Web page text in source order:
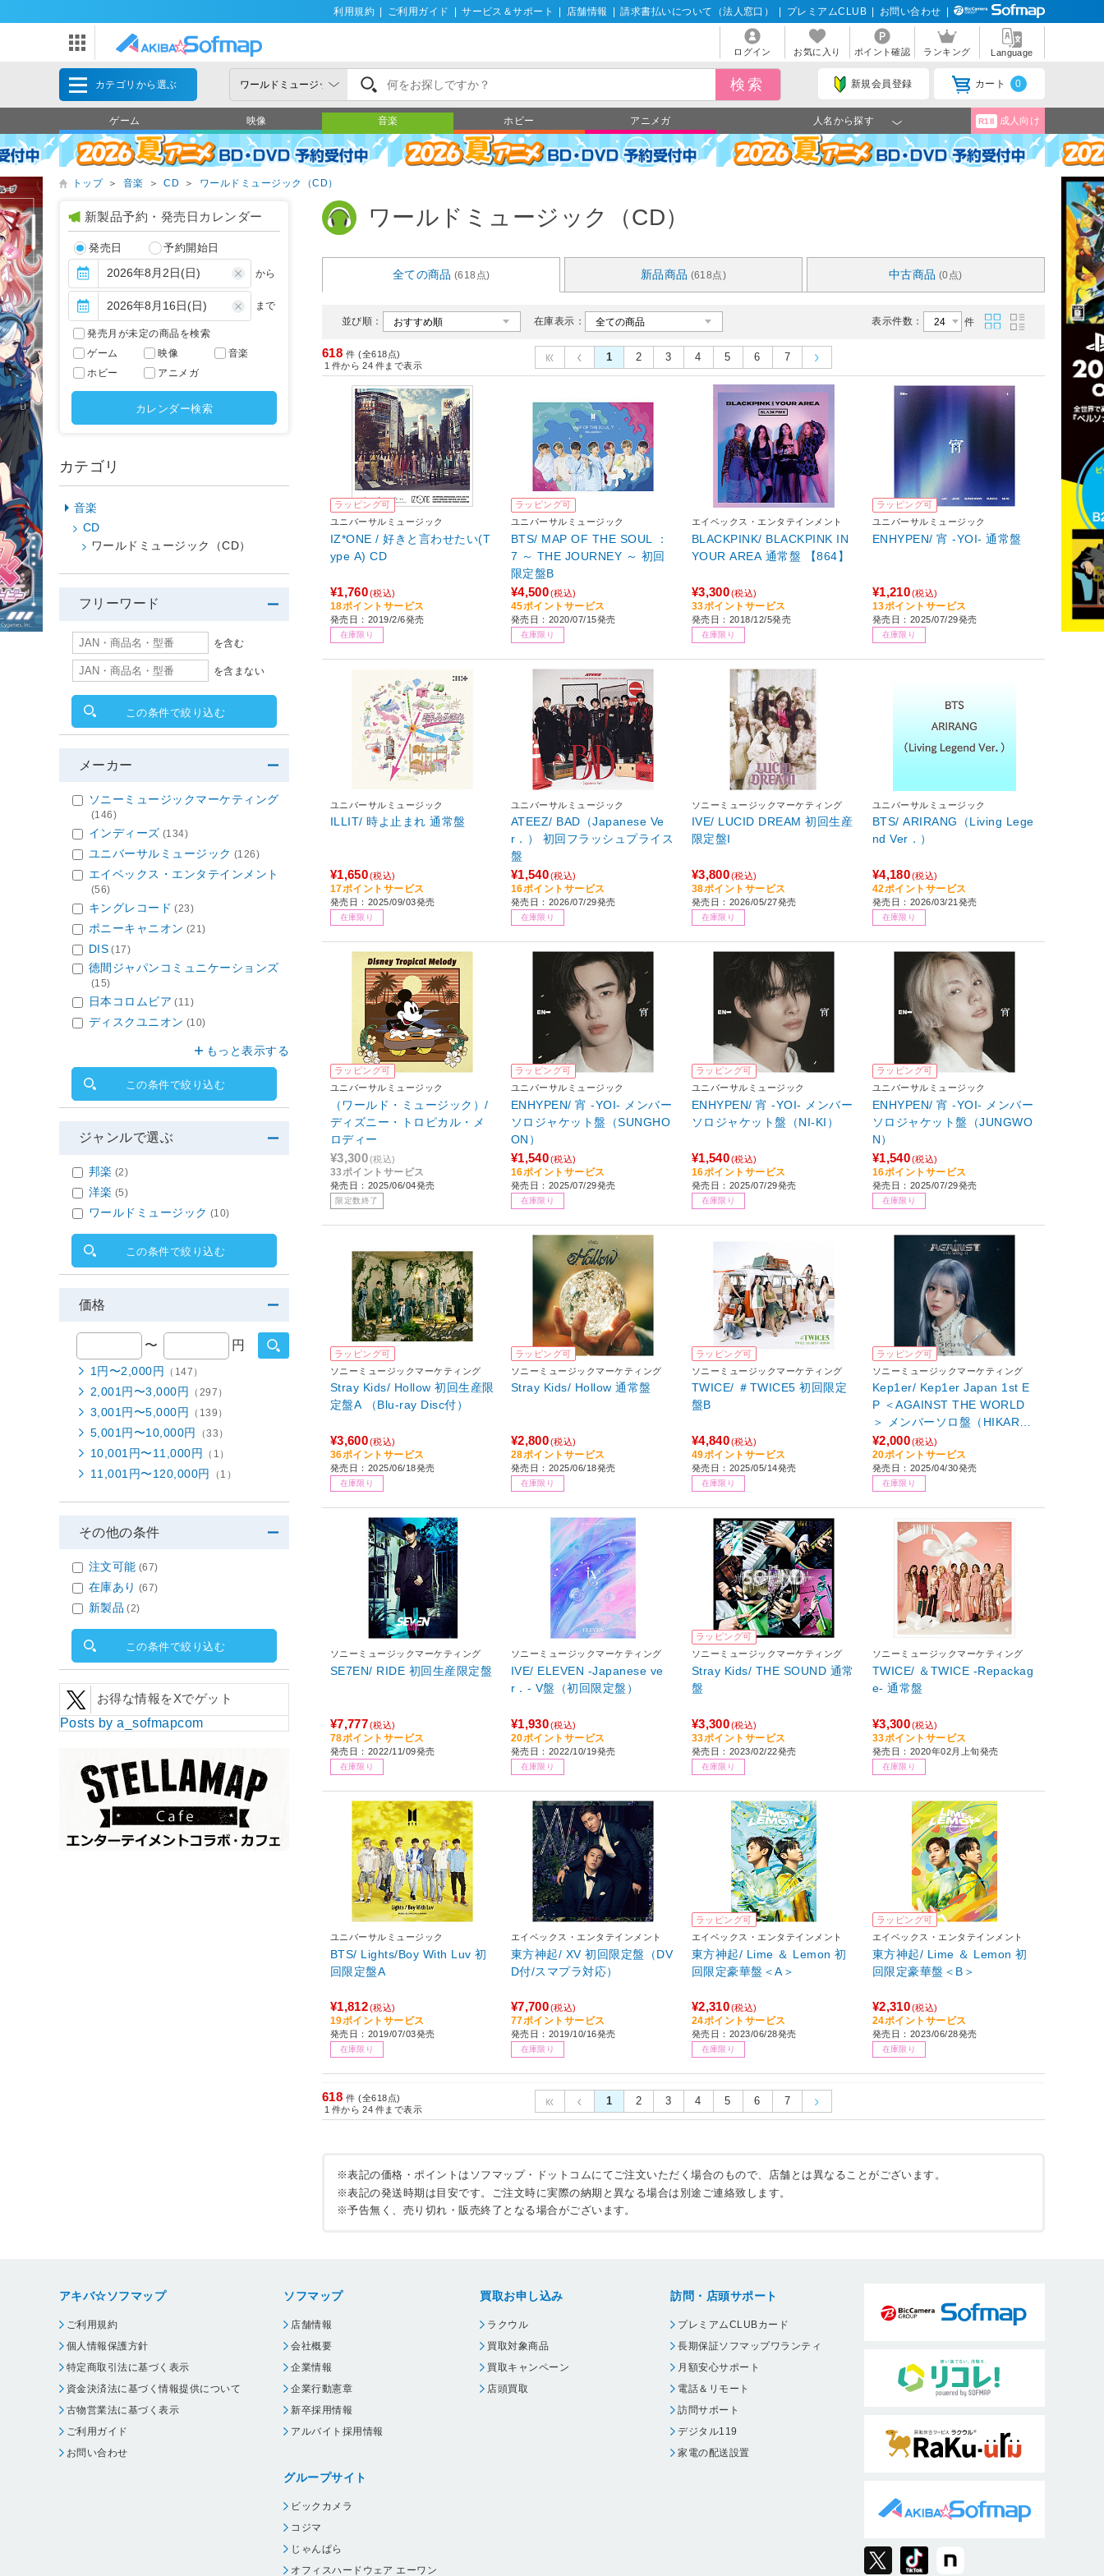
利用規約 ご利用ガイド サービス＆サポート 店舗情報 請求書払いについて（法人窓口） プレミアムCLUB お問い合わせ
ログイン お気に入り ポイント確認 ランキング Language
カテゴリから選ぶ 新規会員登録 カート 0
ゲーム 映像 音楽 ホビー アニメガ 人名から探す R18 成人向け
トップ ＞ 音楽 ＞ CD ＞ ワールドミュージック（CD）
ワールドミュージック（CD）
全ての商品 (618点) 新品商品 (618点) 中古商品 (0点)
並び順： 在庫表示： 表示件数： 件
618 件 (全618点)
1 件から 24 件まで表示
1 2 3 4 5 6 7
ラッピング可
ユニバーサルミュージック
IZ*ONE / 好きと言わせたい(T
ype A) CD
¥1,760(税込)
18ポイントサービス
発売日：2019/2/6発売
在庫限り
ラッピング可
ユニバーサルミュージック
BTS/ MAP OF THE SOUL ：
7 ～ THE JOURNEY ～ 初回
限定盤B
¥4,500(税込)
45ポイントサービス
発売日：2020/07/15発売
在庫限り
エイベックス・エンタテインメント
BLACKPINK/ BLACKPINK IN
YOUR AREA 通常盤 【864】
¥3,300(税込)
33ポイントサービス
発売日：2018/12/5発売
在庫限り
ラッピング可
ユニバーサルミュージック
ENHYPEN/ 宵 -YOI- 通常盤
¥1,210(税込)
13ポイントサービス
発売日：2025/07/29発売
在庫限り
ユニバーサルミュージック
ILLIT/ 時よ止まれ 通常盤
¥1,650(税込)
17ポイントサービス
発売日：2025/09/03発売
在庫限り
ユニバーサルミュージック
ATEEZ/ BAD（Japanese Ve
r．） 初回フラッシュプライス
盤
¥1,540(税込)
16ポイントサービス
発売日：2026/07/29発売
在庫限り
ソニーミュージックマーケティング
IVE/ LUCID DREAM 初回生産
限定盤I
¥3,800(税込)
38ポイントサービス
発売日：2026/05/27発売
在庫限り
ユニバーサルミュージック
BTS/ ARIRANG（Living Lege
nd Ver．）
¥4,180(税込)
42ポイントサービス
発売日：2026/03/21発売
在庫限り
ラッピング可
ユニバーサルミュージック
（ワールド・ミュージック）/
ディズニー・トロピカル・メ
ロディー
¥3,300(税込)
33ポイントサービス
発売日：2025/06/04発売
限定数終了
ラッピング可
ユニバーサルミュージック
ENHYPEN/ 宵 -YOI- メンバー
ソロジャケット盤（SUNGHO
ON）
¥1,540(税込)
16ポイントサービス
発売日：2025/07/29発売
在庫限り
ラッピング可
ユニバーサルミュージック
ENHYPEN/ 宵 -YOI- メンバー
ソロジャケット盤（NI-KI）
¥1,540(税込)
16ポイントサービス
発売日：2025/07/29発売
在庫限り
ラッピング可
ユニバーサルミュージック
ENHYPEN/ 宵 -YOI- メンバー
ソロジャケット盤（JUNGWO
N）
¥1,540(税込)
16ポイントサービス
発売日：2025/07/29発売
在庫限り
ラッピング可
ソニーミュージックマーケティング
Stray Kids/ Hollow 初回生産限
定盤A （Blu-ray Disc付）
¥3,600(税込)
36ポイントサービス
発売日：2025/06/18発売
在庫限り
ラッピング可
ソニーミュージックマーケティング
Stray Kids/ Hollow 通常盤
¥2,800(税込)
28ポイントサービス
発売日：2025/06/18発売
在庫限り
ラッピング可
ソニーミュージックマーケティング
TWICE/ ＃TWICE5 初回限定
盤B
¥4,840(税込)
49ポイントサービス
発売日：2025/05/14発売
在庫限り
ラッピング可
ソニーミュージックマーケティング
Kep1er/ Kep1er Japan 1st E
P ＜AGAINST THE WORLD
＞ メンバーソロ盤（HIKARU
ver．） 完全生産限定盤
¥2,000(税込)
20ポイントサービス
発売日：2025/04/30発売
在庫限り
ソニーミュージックマーケティング
SE7EN/ RIDE 初回生産限定盤
¥7,777(税込)
78ポイントサービス
発売日：2022/11/09発売
在庫限り
ソニーミュージックマーケティング
IVE/ ELEVEN -Japanese ve
r．- V盤（初回限定盤）
¥1,930(税込)
20ポイントサービス
発売日：2022/10/19発売
在庫限り
ラッピング可
ソニーミュージックマーケティング
Stray Kids/ THE SOUND 通常
盤
¥3,300(税込)
33ポイントサービス
発売日：2023/02/22発売
在庫限り
ソニーミュージックマーケティング
TWICE/ ＆TWICE -Repackag
e- 通常盤
¥3,300(税込)
33ポイントサービス
発売日：2020年02月上旬発売
在庫限り
ユニバーサルミュージック
BTS/ Lights/Boy With Luv 初
回限定盤A
¥1,812(税込)
19ポイントサービス
発売日：2019/07/03発売
在庫限り
エイベックス・エンタテインメント
東方神起/ XV 初回限定盤（DV
D付/スマプラ対応）
¥7,700(税込)
77ポイントサービス
発売日：2019/10/16発売
在庫限り
ラッピング可
エイベックス・エンタテインメント
東方神起/ Lime ＆ Lemon 初
回限定豪華盤＜A＞
¥2,310(税込)
24ポイントサービス
発売日：2023/06/28発売
在庫限り
ラッピング可
エイベックス・エンタテインメント
東方神起/ Lime ＆ Lemon 初
回限定豪華盤＜B＞
¥2,310(税込)
24ポイントサービス
発売日：2023/06/28発売
在庫限り
618 件 (全618点)
1 件から 24 件まで表示
1 2 3 4 5 6 7
※表記の価格・ポイントはソフマップ・ドットコムにてご注文いただく場合のもので、店舗とは異なることがございます。
※表記の発送時期は目安です。ご注文時に実際の納期と異なる場合は別途ご連絡致します。
※予告無く、売り切れ・販売終了となる場合がございます。
新製品予約・発売日カレンダー
発売日 予約開始日
から
まで
発売月が未定の商品を検索
ゲーム
映像
音楽
ホビー
アニメガ
カレンダー検索
カテゴリ
音楽
CD
ワールドミュージック（CD）
フリーワード
を含む
を含まない
この条件で絞り込む
メーカー
ソニーミュージックマーケティング
(146)
インディーズ (134)
ユニバーサルミュージック (126)
エイベックス・エンタテインメント
(56)
キングレコード (23)
ポニーキャニオン (21)
DIS (17)
徳間ジャパンコミュニケーションズ
(15)
日本コロムビア (11)
ディスクユニオン (10)
もっと表示する
この条件で絞り込む
ジャンルで選ぶ
邦楽 (2)
洋楽 (5)
ワールドミュージック (10)
この条件で絞り込む
価格
〜 円
1円〜2,000円 （147）
2,001円〜3,000円 （297）
3,001円〜5,000円 （139）
5,001円〜10,000円 （33）
10,001円〜11,000円 （1）
11,001円〜120,000円 （1）
その他の条件
注文可能 (67)
在庫あり (67)
新製品 (2)
この条件で絞り込む
お得な情報をXでゲット
Posts by a_sofmapcom
アキバ☆ソフマップ
ご利用規約
個人情報保護方針
特定商取引法に基づく表示
資金決済法に基づく情報提供について
古物営業法に基づく表示
ご利用ガイド
お問い合わせ
ソフマップ
店舗情報
会社概要
企業情報
企業行動憲章
新卒採用情報
アルバイト採用情報
グループサイト
ビックカメラ
コジマ
じゃんぱら
オフィスハードウェア エーワン
買取お申し込み
ラクウル
買取対象商品
買取キャンペーン
店頭買取
訪問・店頭サポート
プレミアムCLUBカード
長期保証ソフマップワランティ
月額安心サポート
電話＆リモート
訪問サポート
デジタル119
家電の配送設置